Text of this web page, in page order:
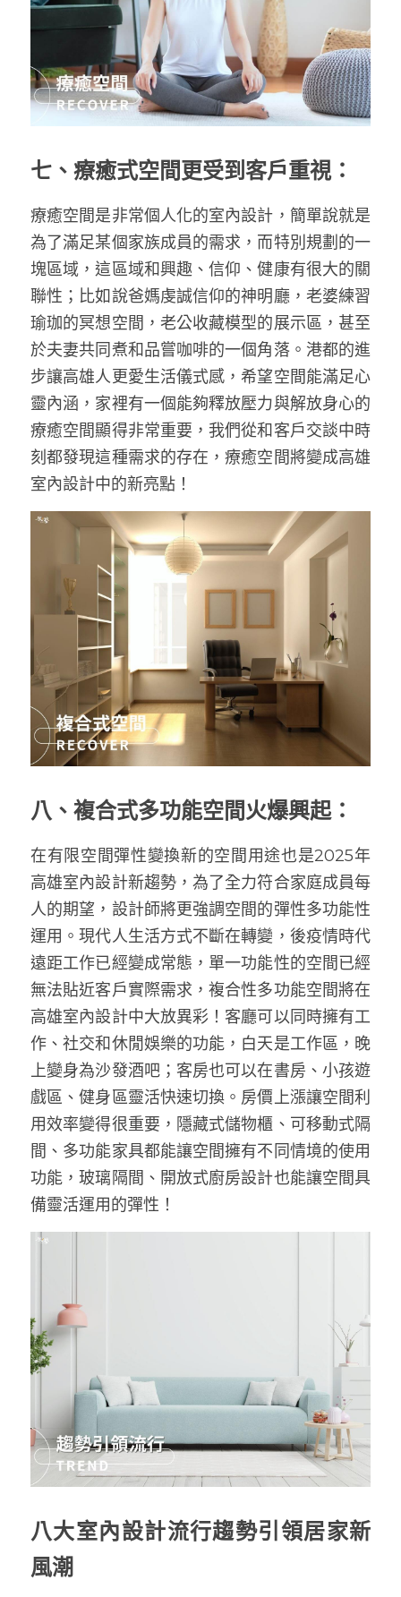
七、療癒式空間更受到客戶重視：
療癒空間是非常個人化的室內設計，簡單說就是
為了滿足某個家族成員的需求，而特別規劃的一
塊區域，這區域和興趣、信仰、健康有很大的關
聯性；比如說爸媽虔誠信仰的神明廳，老婆練習
瑜珈的冥想空間，老公收藏模型的展示區，甚至
於夫妻共同煮和品嘗咖啡的一個角落。港都的進
步讓高雄人更愛生活儀式感，希望空間能滿足心
靈內涵，家裡有一個能夠釋放壓力與解放身心的
療癒空間顯得非常重要，我們從和客戶交談中時
刻都發現這種需求的存在，療癒空間將變成高雄
室內設計中的新亮點！
八、複合式多功能空間火爆興起：
在有限空間彈性變換新的空間用途也是2025年
高雄室內設計新趨勢，為了全力符合家庭成員每
人的期望，設計師將更強調空間的彈性多功能性
運用。現代人生活方式不斷在轉變，後疫情時代
遠距工作已經變成常態，單一功能性的空間已經
無法貼近客戶實際需求，複合性多功能空間將在
高雄室內設計中大放異彩！客廳可以同時擁有工
作、社交和休閒娛樂的功能，白天是工作區，晚
上變身為沙發酒吧；客房也可以在書房、小孩遊
戲區、健身區靈活快速切換。房價上漲讓空間利
用效率變得很重要，隱藏式儲物櫃、可移動式隔
間、多功能家具都能讓空間擁有不同情境的使用
功能，玻璃隔間、開放式廚房設計也能讓空間具
備靈活運用的彈性！
八大室內設計流行趨勢引領居家新
風潮